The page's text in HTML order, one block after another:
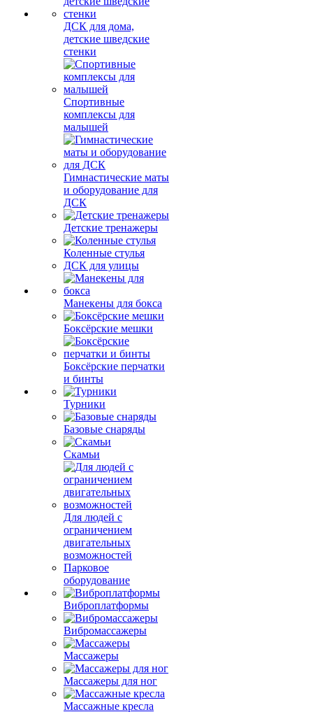
ДСК для дома,
детские шведские
стенки
Спортивные
комплексы для
малышей
Гимнастические маты
и оборудование для
ДСК
Детские тренажеры
Коленные стулья
ДСК для улицы
Манекены для бокса
Боксёрские мешки
Боксёрские перчатки
и бинты
Турники
Базовые снаряды
Скамьи
Для людей с
ограничением
двигательных
возможностей
Парковое
оборудование
Виброплатформы
Вибромассажеры
Массажеры
Массажеры для ног
Массажные кресла